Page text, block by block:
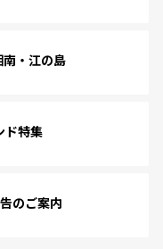
・江の島
ド特集
のご案内